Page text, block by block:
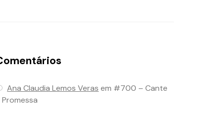
Ana Claudia Lemos Veras em #700 – Cante
Promessa